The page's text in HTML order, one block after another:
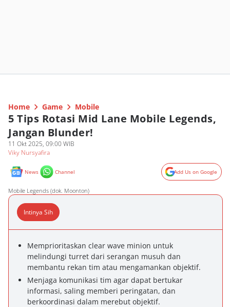
Home Game Mobile
5 Tips Rotasi Mid Lane Mobile Legends,
Jangan Blunder!
11 Okt 2025, 09:00 WIB
Viky Nursyafira
News Channel Add Us on Google
Mobile Legends (dok. Moonton)
Intinya Sih
Memprioritaskan clear wave minion untuk
melindungi turret dari serangan musuh dan
membantu rekan tim atau mengamankan objektif.
Menjaga komunikasi tim agar dapat bertukar
informasi, saling memberi peringatan, dan
berkoordinasi dalam merebut objektif.